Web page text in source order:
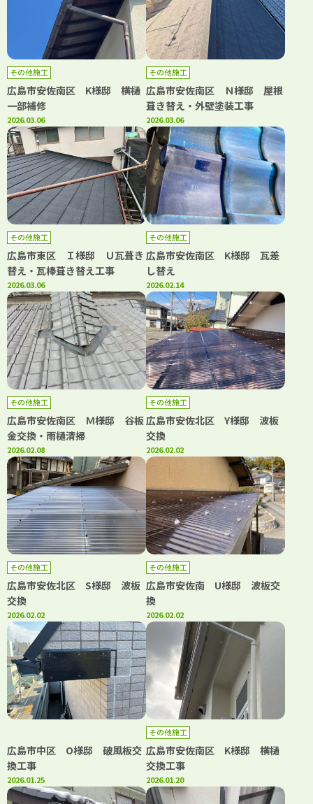
その他施工
広島市安佐南区 K様邸 横樋
一部補修
2026.03.06
その他施工
広島市安佐南区 Ｎ様邸 屋根
葺き替え・外壁塗装工事
2026.03.06
その他施工
広島市東区 Ｉ様邸 Ｕ瓦葺き
替え・瓦棒葺き替え工事
2026.03.06
その他施工
広島市安佐南区 K様邸 瓦差
し替え
2026.02.14
その他施工
広島市安佐南区 Ｍ様邸 谷板
金交換・雨樋清掃
2026.02.08
その他施工
広島市安佐北区 Y様邸 波板
交換
2026.02.02
その他施工
広島市安佐北区 S様邸 波板
交換
2026.02.02
その他施工
広島市安佐南 U様邸 波板交
換
2026.02.02
広島市中区 O様邸 破風板交
換工事
2026.01.25
その他施工
広島市安佐南区 K様邸 横樋
交換工事
2026.01.20